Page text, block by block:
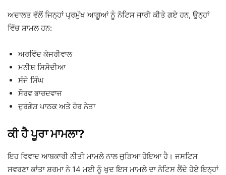
ਅਦਾਲਤ ਵੱਲੋਂ ਜਿਨ੍ਹਾਂ ਪ੍ਰਮੁੱਖ ਆਗੂਆਂ ਨੂੰ ਨੋਟਿਸ ਜਾਰੀ ਕੀਤੇ ਗਏ ਹਨ, ਉਨ੍ਹਾਂ
ਵਿੱਚ ਸ਼ਾਮਲ ਹਨ:
ਅਰਵਿੰਦ ਕੇਜਰੀਵਾਲ
ਮਨੀਸ਼ ਸਿਸੋਦੀਆ
ਸੰਜੇ ਸਿੰਘ
ਸੌਰਵ ਭਾਰਦਵਾਜ
ਦੁਰਗੇਸ਼ ਪਾਠਕਅਤੇ ਹੋਰ ਨੇਤਾ
ਕੀ ਹੈ ਪੂਰਾ ਮਾਮਲਾ?
ਇਹ ਵਿਵਾਦ ਆਬਕਾਰੀ ਨੀਤੀ ਮਾਮਲੇ ਨਾਲ ਜੁੜਿਆ ਹੋਇਆ ਹੈ। ਜਸਟਿਸ
ਸਵਰਣਾ ਕਾਂਤਾ ਸ਼ਰਮਾ ਨੇ 14 ਮਈ ਨੂੰ ਖੁਦ ਇਸ ਮਾਮਲੇ ਦਾ ਨੋਟਿਸ ਲੈਂਦੇ ਹੋਏ ਇਨ੍ਹਾਂ